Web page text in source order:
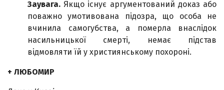
Заувага. Якщо існує аргументований доказ або
поважно умотивована підозра, що особа не
вчинила самогубства, а померла внаслідок
насильницької смерті, немає підстав
відмовляти їй у християнському похороні.
+ ЛЮБОМИР